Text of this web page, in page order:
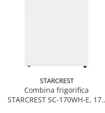
STARCREST
Combina frigorifica
STARCREST SC-170WH-E, 170